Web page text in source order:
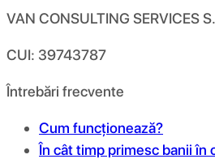
VAN CONSULTING SERVICES
CUI: 39743787
Întrebări frecvente
Cum funcționează?
În cât timp primesc banii în